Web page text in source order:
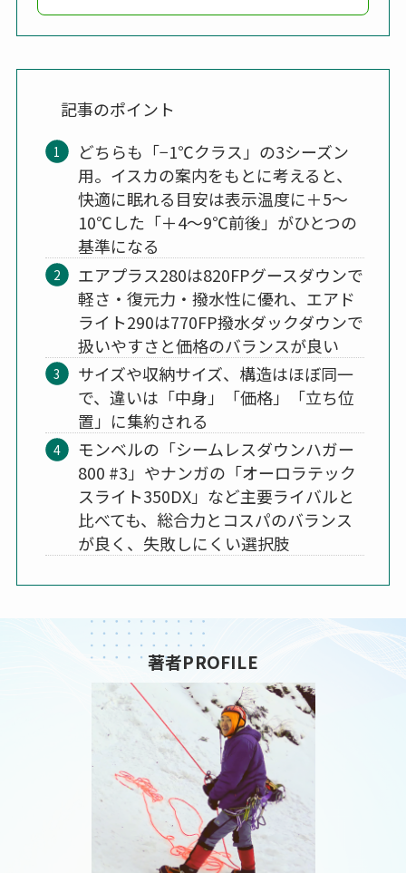
記事のポイント
どちらも「−1℃クラス」の3シーズン
用。イスカの案内をもとに考えると、
快適に眠れる目安は表示温度に＋5〜
10℃した「＋4〜9℃前後」がひとつの
基準になる
エアプラス280は820FPグースダウンで
軽さ・復元力・撥水性に優れ、エアド
ライト290は770FP撥水ダックダウンで
扱いやすさと価格のバランスが良い
サイズや収納サイズ、構造はほぼ同一
で、違いは「中身」「価格」「立ち位
置」に集約される
モンベルの「シームレスダウンハガー
800 #3」やナンガの「オーロラテック
スライト350DX」など主要ライバルと
比べても、総合力とコスパのバランス
が良く、失敗しにくい選択肢
著者PROFILE